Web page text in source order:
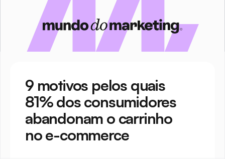
9 motivos pelos quais
81% dos consumidores
abandonam o carrinho
no e-commerce